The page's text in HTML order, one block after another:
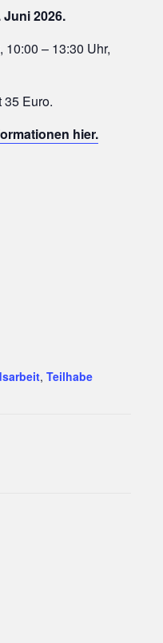
2026.
10:00 – 13:30 Uhr,
35 Euro.
hier.
, Teilhabe